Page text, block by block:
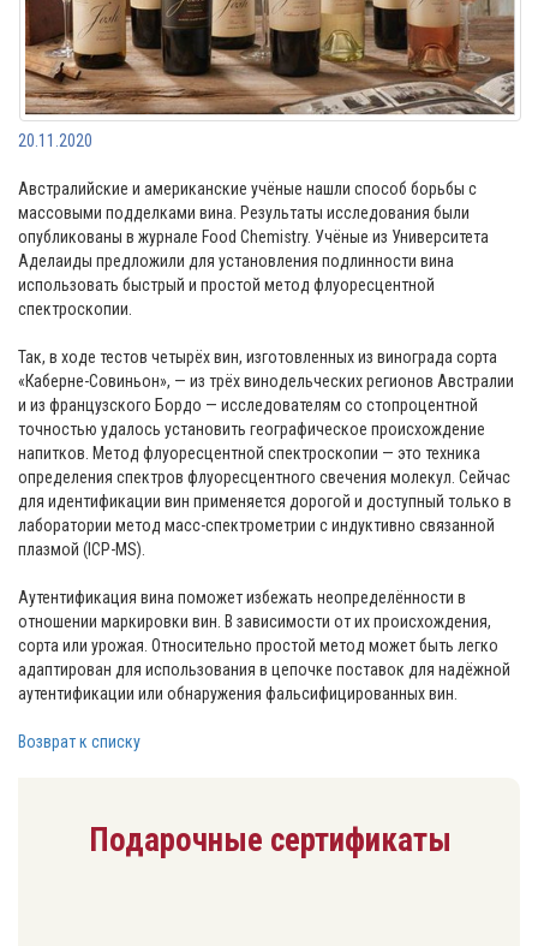
20.11.2020
Австралийские и американские учёные нашли способ борьбы с
массовыми подделками вина. Результаты исследования были
опубликованы в журнале Food Chemistry. Учёные из Университета
Аделаиды предложили для установления подлинности вина
использовать быстрый и простой метод флуоресцентной
спектроскопии.
Так, в ходе тестов четырёх вин, изготовленных из винограда сорта
«Каберне-Совиньон», — из трёх винодельческих регионов Австралии
и из французского Бордо — исследователям со стопроцентной
точностью удалось установить географическое происхождение
напитков. Метод флуоресцентной спектроскопии — это техника
определения спектров флуоресцентного свечения молекул. Сейчас
для идентификации вин применяется дорогой и доступный только в
лаборатории метод масс-спектрометрии с индуктивно связанной
плазмой (ICP-MS).
Аутентификация вина поможет избежать неопределённости в
отношении маркировки вин. В зависимости от их происхождения,
сорта или урожая. Относительно простой метод может быть легко
адаптирован для использования в цепочке поставок для надёжной
аутентификации или обнаружения фальсифицированных вин.
Возврат к списку
Подарочные сертификаты